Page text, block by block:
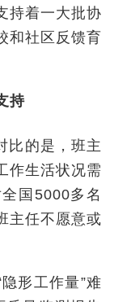
持着一大批协
和社区反馈育
持
比的是，班主
作生活状况需
国5000多名
主任不愿意或
形工作量”难